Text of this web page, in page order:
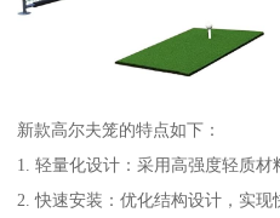
新款高尔夫笼的特点如下：
1. 轻量化设计：采用高强度轻质材
2. 快速安装：优化结构设计，实现